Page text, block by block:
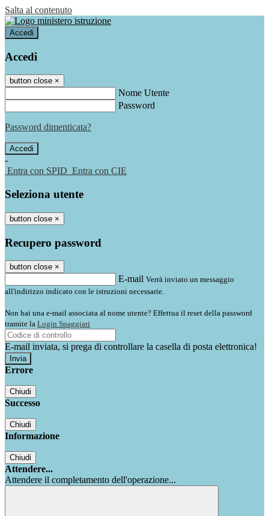
Salta al contenuto
Accedi
Accedi
button close ×
Nome Utente
Password
Password dimenticata?
-
Entra con SPID Entra con CIE
Seleziona utente
button close ×
Recupero password
button close ×
E-mail Verrà inviato un messaggio
all'indirizzo indicato con le istruzioni necessarie.
Non hai una e-mail associata al nome utente? Effettua il reset della password
tramite la Login Spaggiari
E-mail inviata, si prega di controllare la casella di posta elettronica!
Errore
Chiudi
Successo
Chiudi
Informazione
Chiudi
Attendere...
Attendere il completamento dell'operazione...